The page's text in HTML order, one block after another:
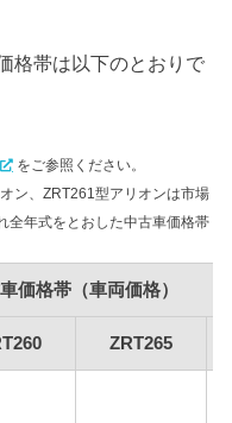
換費用などを含め車
。
該当しますので、自
格帯は以下のとおりで
をご参照ください。
ン、ZRT261型アリオンは市場
全年式をとおした中古車価格帯
価格帯（車両価格）
ZRT265